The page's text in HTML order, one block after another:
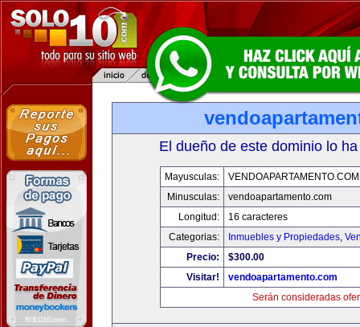
El dueño de este dominio lo
Mayusculas:
VENDOAPARTAMENTO.COM
Minusculas:
vendoapartamento.com
Longitud:
16 caracteres
Categorias:
Inmuebles y Propiedades,
Precio:
$300.00
Visitar!
vendoapartamento.com
Serán consideradas